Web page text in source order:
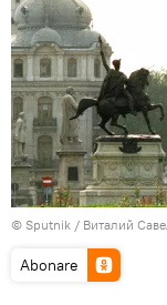
© Sputnik / Виталий
Abonare